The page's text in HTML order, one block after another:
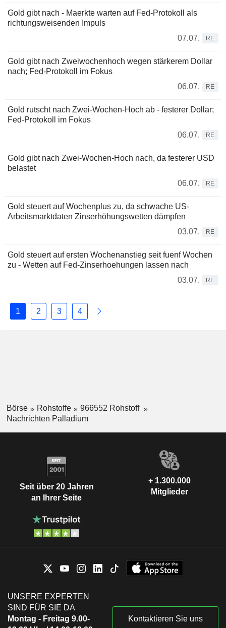
Gold gibt nach - Maerkte warten auf Fed-Protokoll als
richtungsweisenden Impuls
07.07.
RE
Gold gibt nach Zweiwochenhoch wegen stärkerem Dollar
nach; Fed-Protokoll im Fokus
06.07.
RE
Gold rutscht nach Zwei-Wochen-Hoch ab - festerer Dollar;
Fed-Protokoll im Fokus
06.07.
RE
Gold gibt nach Zwei-Wochen-Hoch nach, da festerer USD
belastet
06.07.
RE
Gold steuert auf Wochenplus zu, da schwache US-
Arbeitsmarktdaten Zinserhöhungswetten dämpfen
03.07.
RE
Gold steuert auf ersten Wochenanstieg seit fuenf Wochen
zu - Wetten auf Fed-Zinserhoehungen lassen nach
03.07.
RE
1 2 3 4
Börse Rohstoffe
966552 Rohstoff
Nachrichten Palladium
Seit über 20 Jahren
an Ihrer Seite
+ 1.300.000
Mitglieder
UNSERE EXPERTEN
SIND FÜR SIE DA
Montag - Freitag 9.00-
Kontaktieren Sie uns